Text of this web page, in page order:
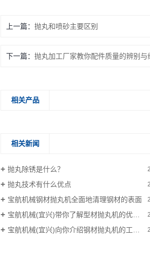
上一篇： 抛丸和喷砂主要区别
下一篇： 抛丸加工厂家教你配件质量的辨别与
相关产品
相关新闻
抛丸除锈是什么？
抛丸技术有什么优点
宝航机械钢材抛丸机全面地清理钢材的表面
宝航机械(宜兴)带你了解型材抛丸机的优势是什么？
宝航机械(宜兴)向你介绍钢材抛丸机的工作原理